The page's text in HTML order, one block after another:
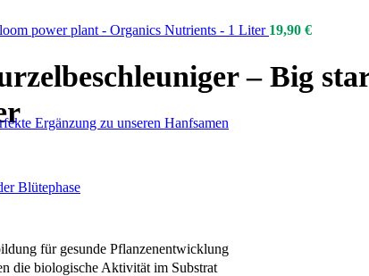
Ergänzung zu unseren Hanfsamen
Blütephase
power plant - Organics Nutrients - 1 Liter 19,90 €
– Big
für gesunde Pflanzenentwicklung
die biologische Aktivität im Substrat